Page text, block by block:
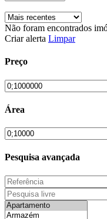
Não foram encontrados
Criar alerta Limpar
Preço
Área
Pesquisa avançada